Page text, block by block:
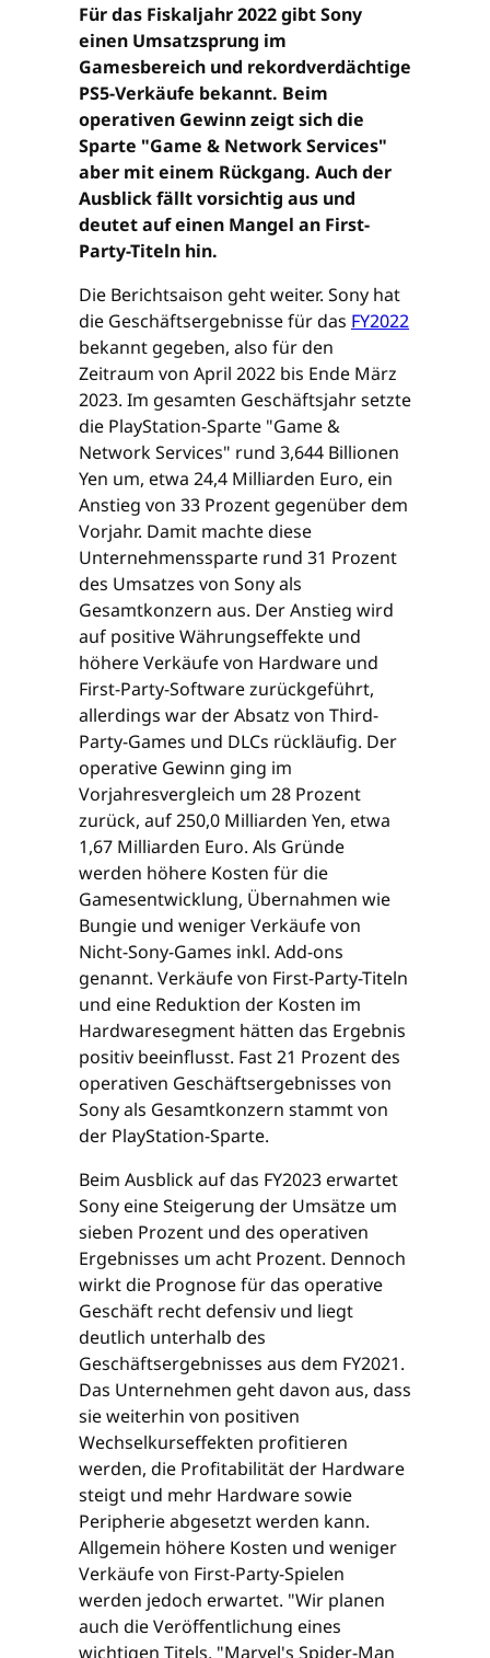
Für das Fiskaljahr 2022 gibt Sony
einen Umsatzsprung im
Gamesbereich und rekordverdächtige
PS5-Verkäufe bekannt. Beim
operativen Gewinn zeigt sich die
Sparte "Game & Network Services"
aber mit einem Rückgang. Auch der
Ausblick fällt vorsichtig aus und
deutet auf einen Mangel an First-
Party-Titeln hin.
Die Berichtsaison geht weiter. Sony hat
die Geschäftsergebnisse für das FY2022
bekannt gegeben, also für den
Zeitraum von April 2022 bis Ende März
2023. Im gesamten Geschäftsjahr setzte
die PlayStation-Sparte "Game &
Network Services" rund 3,644 Billionen
Yen um, etwa 24,4 Milliarden Euro, ein
Anstieg von 33 Prozent gegenüber dem
Vorjahr. Damit machte diese
Unternehmenssparte rund 31 Prozent
des Umsatzes von Sony als
Gesamtkonzern aus. Der Anstieg wird
auf positive Währungseffekte und
höhere Verkäufe von Hardware und
First-Party-Software zurückgeführt,
allerdings war der Absatz von Third-
Party-Games und DLCs rückläufig. Der
operative Gewinn ging im
Vorjahresvergleich um 28 Prozent
zurück, auf 250,0 Milliarden Yen, etwa
1,67 Milliarden Euro. Als Gründe
werden höhere Kosten für die
Gamesentwicklung, Übernahmen wie
Bungie und weniger Verkäufe von
Nicht-Sony-Games inkl. Add-ons
genannt. Verkäufe von First-Party-Titeln
und eine Reduktion der Kosten im
Hardwaresegment hätten das Ergebnis
positiv beeinflusst. Fast 21 Prozent des
operativen Geschäftsergebnisses von
Sony als Gesamtkonzern stammt von
der PlayStation-Sparte.
Beim Ausblick auf das FY2023 erwartet
Sony eine Steigerung der Umsätze um
sieben Prozent und des operativen
Ergebnisses um acht Prozent. Dennoch
wirkt die Prognose für das operative
Geschäft recht defensiv und liegt
deutlich unterhalb des
Geschäftsergebnisses aus dem FY2021.
Das Unternehmen geht davon aus, dass
sie weiterhin von positiven
Wechselkurseffekten profitieren
werden, die Profitabilität der Hardware
steigt und mehr Hardware sowie
Peripherie abgesetzt werden kann.
Allgemein höhere Kosten und weniger
Verkäufe von First-Party-Spielen
werden jedoch erwartet. "Wir planen
auch die Veröffentlichung eines
wichtigen Titels, "Marvel's Spider-Man